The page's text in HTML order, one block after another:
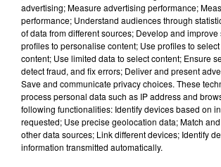
STROMAE
Papaoutai
advertising; Measure advertising performance;
performance; Understand audiences through
of data from different sources; Develop and
profiles to personalise content; Use profiles to
content; Use limited data to select content; Ensure
detect fraud, and fix errors; Deliver and present
Save and communicate privacy choices. These
process personal data such as IP address and
following functionalities: Identify devices based on
requested; Use precise geolocation data; Match
other data sources; Link different devices; Identify
information transmitted automatically.